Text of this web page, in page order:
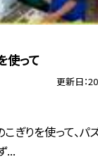
って
更新日
ぎりを使って、パ
...